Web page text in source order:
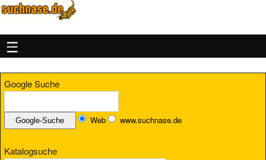
MENU
Google Suche
Web www.suchnase.de
Katalogsuche